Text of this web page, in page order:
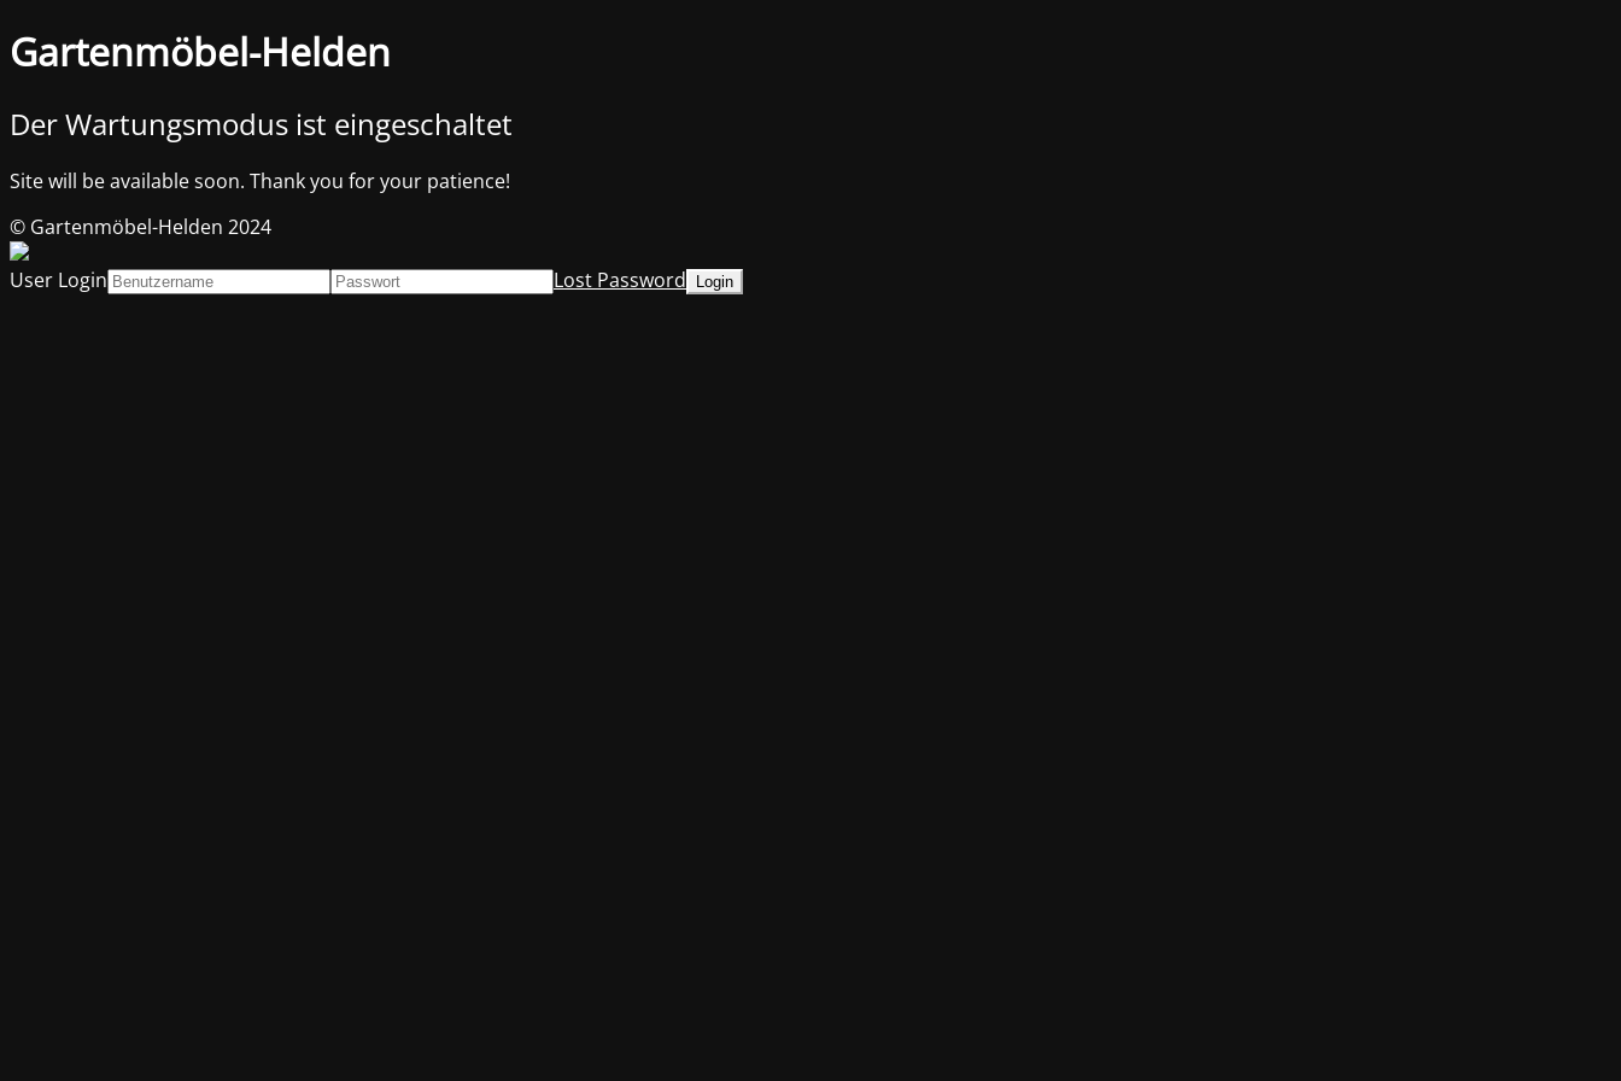
Gartenmöbel-Helden
Der Wartungsmodus ist eingeschaltet
Site will be available soon. Thank you for your patience!
© Gartenmöbel-Helden 2024
User Login
Lost Password